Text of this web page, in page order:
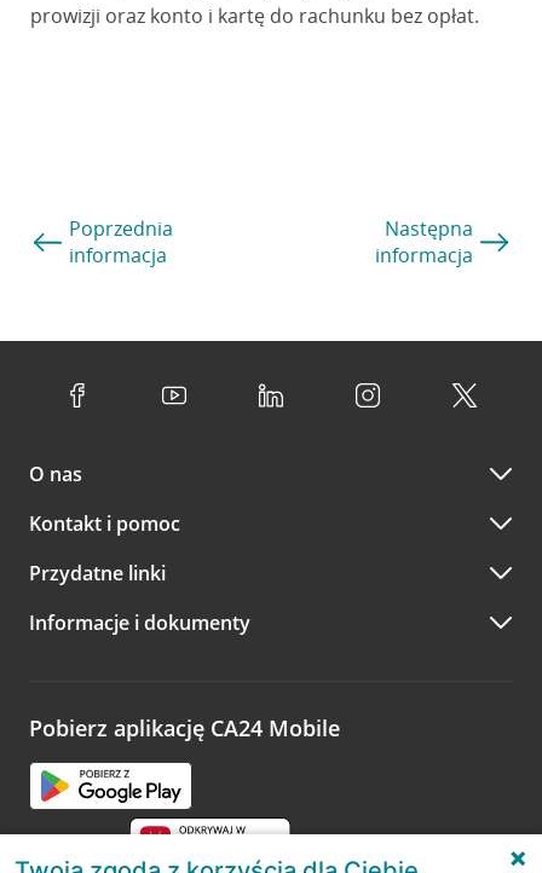
prowizji oraz konto i kartę do rachunku bez opłat.
Poprzednia
informacja
Następna
informacja
O nas
Kontakt i pomoc
Przydatne linki
Informacje i dokumenty
Pobierz aplikację CA24 Mobile